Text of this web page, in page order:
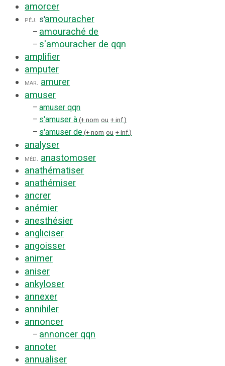
amorcer
péj. s'amouracher
– amouraché de
– s'amouracher de qqn
amplifier
amputer
mar. amurer
amuser
– amuser qqn
– s'amuser à + nom ou + inf.
– s'amuser de + nom ou + inf.
analyser
méd. anastomoser
anathématiser
anathémiser
ancrer
anémier
anesthésier
angliciser
angoisser
animer
aniser
ankyloser
annexer
annihiler
annoncer
– annoncer qqn
annoter
annualiser